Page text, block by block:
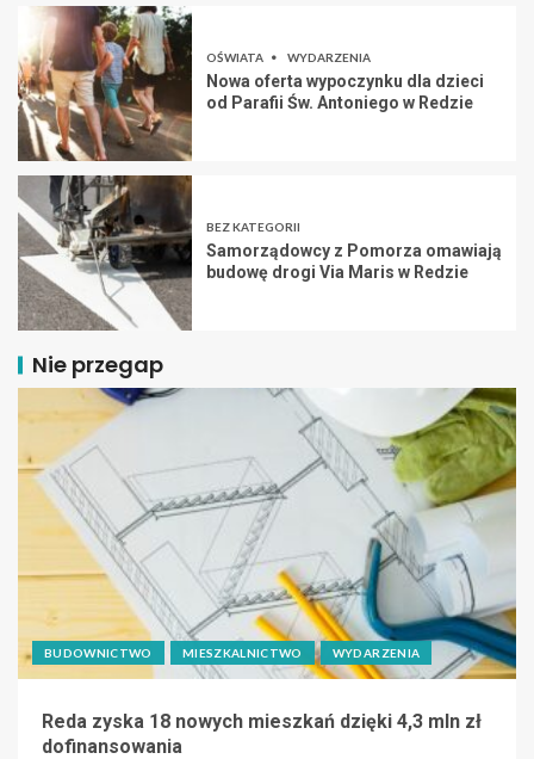
OŚWIATA WYDARZENIA
Nowa oferta wypoczynku dla dzieci
od Parafii Św. Antoniego w Redzie
BEZ KATEGORII
Samorządowcy z Pomorza omawiają
budowę drogi Via Maris w Redzie
Nie przegap
BUDOWNICTWO MIESZKALNICTWO WYDARZENIA
Reda zyska 18 nowych mieszkań dzięki 4,3 mln zł
dofinansowania